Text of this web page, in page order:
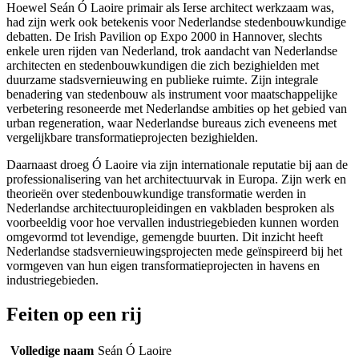
Hoewel Seán Ó Laoire primair als Ierse architect werkzaam was,
had zijn werk ook betekenis voor Nederlandse stedenbouwkundige
debatten. De Irish Pavilion op Expo 2000 in Hannover, slechts
enkele uren rijden van Nederland, trok aandacht van Nederlandse
architecten en stedenbouwkundigen die zich bezighielden met
duurzame stadsvernieuwing en publieke ruimte. Zijn integrale
benadering van stedenbouw als instrument voor maatschappelijke
verbetering resoneerde met Nederlandse ambities op het gebied van
urban regeneration, waar Nederlandse bureaus zich eveneens met
vergelijkbare transformatieprojecten bezighielden.
Daarnaast droeg Ó Laoire via zijn internationale reputatie bij aan de
professionalisering van het architectuurvak in Europa. Zijn werk en
theorieën over stedenbouwkundige transformatie werden in
Nederlandse architectuuropleidingen en vakbladen besproken als
voorbeeldig voor hoe vervallen industriegebieden kunnen worden
omgevormd tot levendige, gemengde buurten. Dit inzicht heeft
Nederlandse stadsvernieuwingsprojecten mede geïnspireerd bij het
vormgeven van hun eigen transformatieprojecten in havens en
industriegebieden.
Feiten op een rij
Volledige naam Seán Ó Laoire